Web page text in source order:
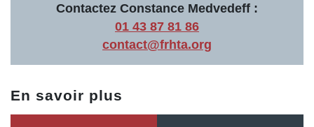
Contactez Constance Medvedeff :
01 43 87 81 86
contact@frhta.org
En savoir plus